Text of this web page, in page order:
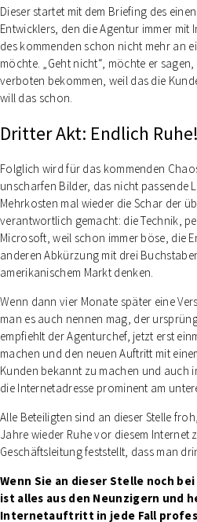
Dieser startet mit dem Briefing des
Entwicklers, den die Agentur immer
des kommenden schon nicht mehr an
möchte. „Geht nicht“, möchte er
verboten bekommen, weil das die
will das schon.
Dritter Akt: Endlich Ruhe!
Folglich wird für das kommenden
unscharfen Bilder, das nicht passende
Mehrkosten mal wieder die Schar der
verantwortlich gemacht: die Technik,
Microsoft, weil schon immer böse, die
anderen Abkürzung mit drei
amerikanischem Markt denken.
Wenn dann vier Monate später eine
man es auch nennen mag, der
empfiehlt der Agenturchef, jetzt erst
machen und den neuen Auftritt mit
Kunden bekannt zu machen und auch
die Internetadresse prominent am
Alle Beteiligten sind an dieser Stelle
Jahre wieder Ruhe vor diesem Internet
Geschäftsleitung feststellt, dass man
Wenn Sie an dieser Stelle noch
ist alles aus den Neunzigern und
Internetauftritt in jede Fall